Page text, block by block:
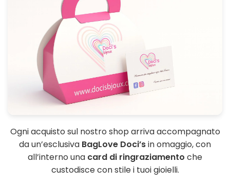
Ogni acquisto sul nostro shop arriva accompagnato
da un’esclusiva BagLove Doci’sin omaggio, con
all’interno una card di ringraziamento che
custodisce con stile i tuoi gioielli.